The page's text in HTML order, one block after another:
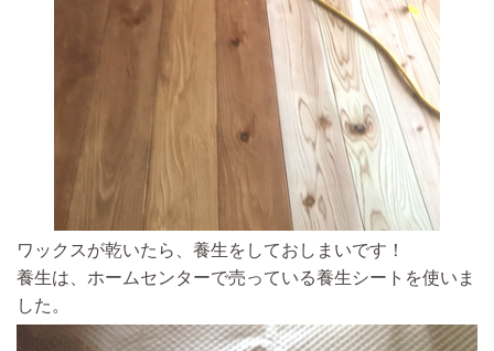
ワックスが乾いたら、養生をしておしまいです！
養生は、ホームセンターで売っている養生シートを使いま
した。